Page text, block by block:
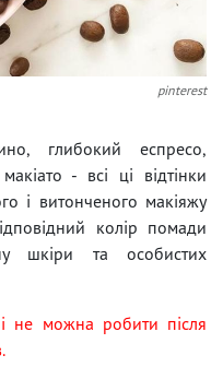
pinterest
глибокий еспресо,
- всі ці відтінки
і витонченого макіяжу
колір помади
шкіри та особистих
не можна робити після